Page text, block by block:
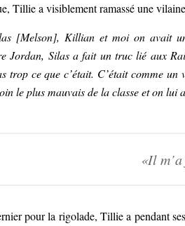
Tillie a visiblement ramassé une
[Melson], Killian et moi on avait
Jordan, Silas a fait un truc lié aux
trop ce que c’était. C’était comme
le plus mauvais de la classe et on lui
«Il
pour la rigolade, Tillie a pendant